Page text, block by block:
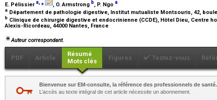
E. Pélissiera,⁎ , O. Armstrong b, P. Ngo a
a Département de pathologie digestive, Institut mutualiste Montsouris, 42,
b Clinique de chirurgie digestive et endocrinienne (CCDE), Hôtel Dieu, Centre
Alexis-Ricordeau, 44000 Nantes, France
Auteur correspondant.
PDF Article
Résumé
Mots clés
Figures Testez-vous
Bienvenue sur EM-consulte, la référence des professionnels de santé.
L’accès au texte intégral de cet article nécessite un abonnement.